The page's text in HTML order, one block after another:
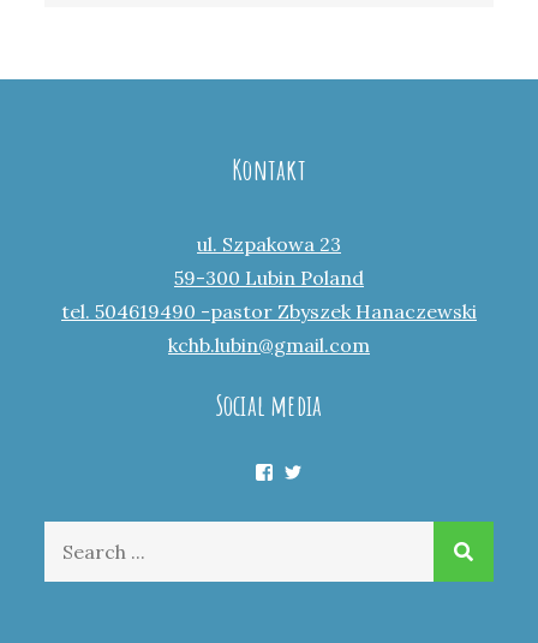
Kontakt
ul. Szpakowa 23
59-300 Lubin Poland
tel. 504619490 -pastor Zbyszek Hanaczewski
kchb.lubin@gmail.com
Social media
Facebook